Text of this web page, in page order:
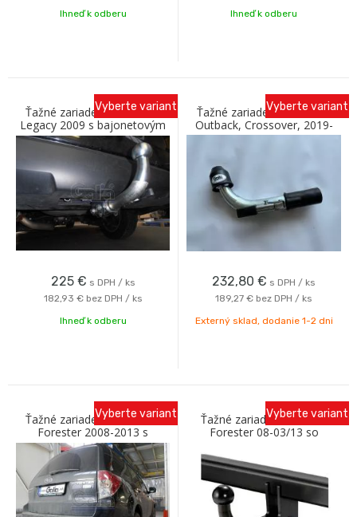
Ihneď k odberu Ihneď k odberu
Ťažné zariadenie SUBARU
Legacy 2009 s bajonetovým
odnímaním C Galia
225 € s DPH / ks
182,93 € bez DPH / ks
Vyberte variant
Ihneď k odberu
Ťažné zariadenie SUBARU
Outback, Crossover, 2019-
skrutkové prevedenie A
232,80 € s DPH / ks
189,27 € bez DPH / ks
Vyberte variant
Externý sklad, dodanie 1-2 dni
Ťažné zariadenie SUBARU
Forester 2008-2013 s
bajonetovým odnímaním C
Galia
Vyberte variant
Ťažné zariadenie Subaru
Forester 08-03/13 so
Vyberte variant